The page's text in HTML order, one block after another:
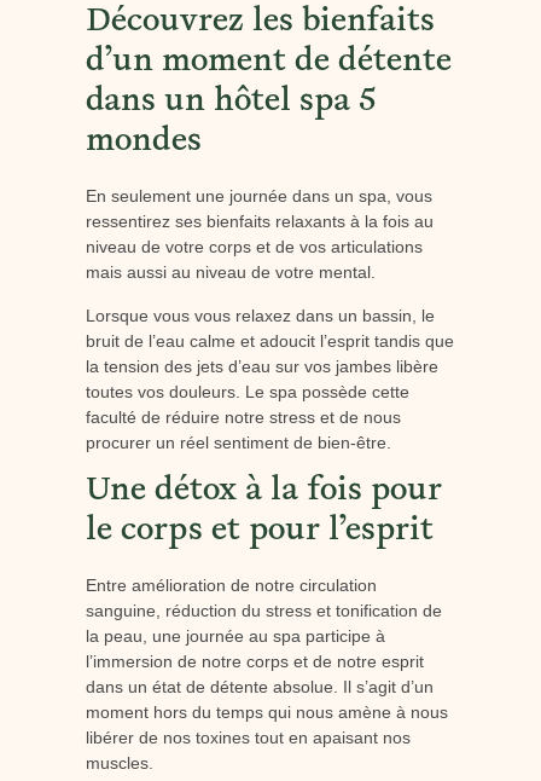
Découvrez les bienfaits
d’un moment de détente
dans un hôtel spa 5
mondes
En seulement une journée dans un spa, vous
ressentirez ses bienfaits relaxants à la fois au
niveau de votre corps et de vos articulations
mais aussi au niveau de votre mental.
Lorsque vous vous relaxez dans un bassin, le
bruit de l’eau calme et adoucit l’esprit tandis que
la tension des jets d’eau sur vos jambes libère
toutes vos douleurs. Le spa possède cette
faculté de réduire notre stress et de nous
procurer un réel sentiment de bien-être.
Une détox à la fois pour
le corps et pour l’esprit
Entre amélioration de notre circulation
sanguine, réduction du stress et tonification de
la peau, une journée au spa participe à
l’immersion de notre corps et de notre esprit
dans un état de détente absolue. Il s’agit d’un
moment hors du temps qui nous amène à nous
libérer de nos toxines tout en apaisant nos
muscles.